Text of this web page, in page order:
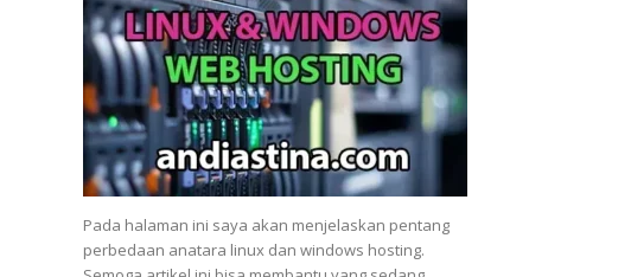
Pada halaman ini saya akan menjelaskan pentang
perbedaan anatara linux dan windows hosting.